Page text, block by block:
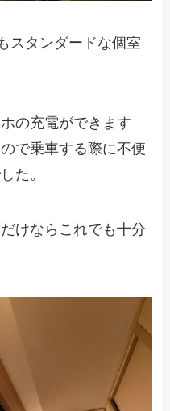
スタンダードな個室
の充電ができます
で乗車する際に不便
た。
けならこれでも十分